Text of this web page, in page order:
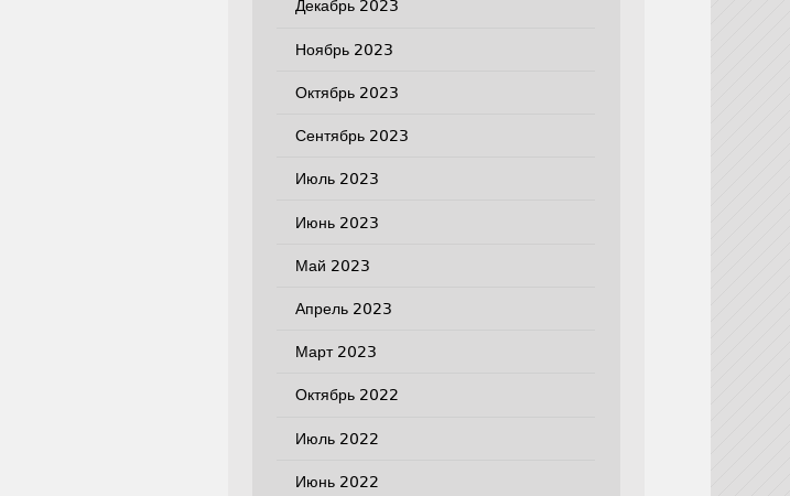
Декабрь 2023
Ноябрь 2023
Октябрь 2023
Сентябрь 2023
Июль 2023
Июнь 2023
Май 2023
Апрель 2023
Март 2023
Октябрь 2022
Июль 2022
Июнь 2022